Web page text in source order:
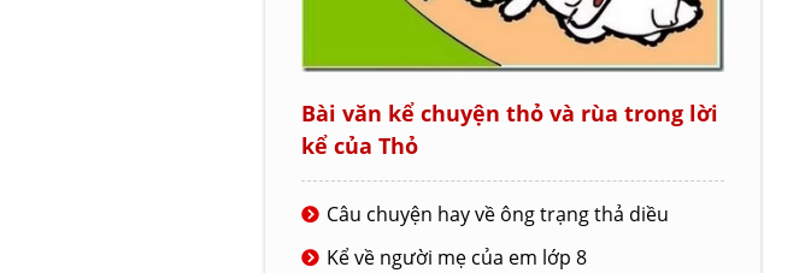
Bài văn kể chuyện thỏ và rùa trong lời
kể của Thỏ
Câu chuyện hay về ông trạng thả diều
Kể về người mẹ của em lớp 8